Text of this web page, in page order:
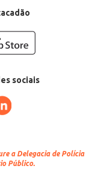
sociais
a Delegacia de Polícia
Público.